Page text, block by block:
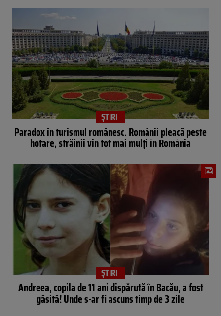
ȘTIRI
Paradox în turismul românesc. Românii pleacă peste
hotare, străinii vin tot mai mulți în România
ȘTIRI
Andreea, copila de 11 ani dispărută în Bacău, a fost
găsită! Unde s-ar fi ascuns timp de 3 zile